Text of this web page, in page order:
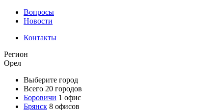
Вопросы
Новости
Контакты
Регион
Орел
Выберите город
Всего 20 городов
Боровичи 1 офис
Брянск 8 офисов